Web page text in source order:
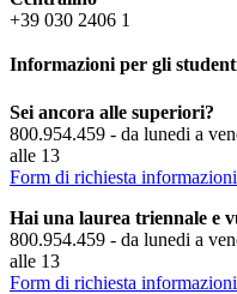
+39 030 2406 1
Informazioni per gli
Sei ancora alle superiori?
800.954.459 - da lunedi a
alle 13
Form di richiesta informazioni
Hai una laurea triennale e
800.954.459 - da lunedi a
alle 13
Form di richiesta informazioni